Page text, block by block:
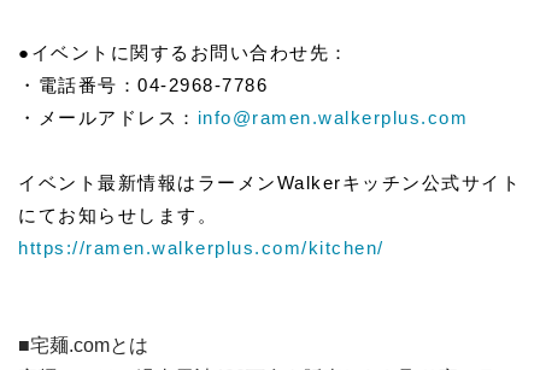
●イベントに関するお問い合わせ先：
・電話番号：04-2968-7786
・メールアドレス： info@ramen.walkerplus.com
イベント最新情報はラーメンWalkerキッチン公式サイト
にてお知らせします。
https://ramen.walkerplus.com/kitchen/
■️宅麺.comとは